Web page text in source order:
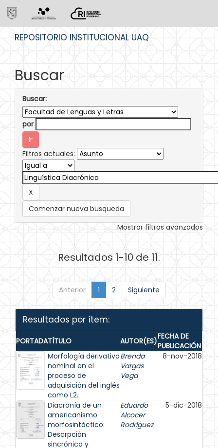
REPOSITORIO INSTITUCIONAL UAQ
Buscar
Buscar:
por
Filtros actuales:
Comenzar nueva busqueda
Mostrar filtros avanzados
Resultados 1-10 de 11.
Anterior 1 2 Siguiente
Resultados por ítem:
PORTADATÍTULO AUTOR(ES)FECHA DE
PUBLICACIÓN
Morfología derivativa
nominal en el
proceso de
adquisición del inglés
como L2.
Brenda
Vargas
Vega
8-nov-2018
Diacronía de un
americanismo
morfosintáctico:
Descrpción
sincrónica y
Eduardo
Alcocer
Rodríguez
5-dic-2018